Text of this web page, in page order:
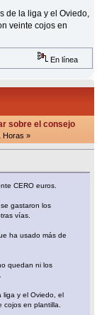
de la liga y el Oviedo,
veinte cojos en
En línea
sobre el consejo
Horas »
CERO euros.
gastaron los
vías.
ha usado más de
quedan ni los
liga y el Oviedo, el
en plantilla.